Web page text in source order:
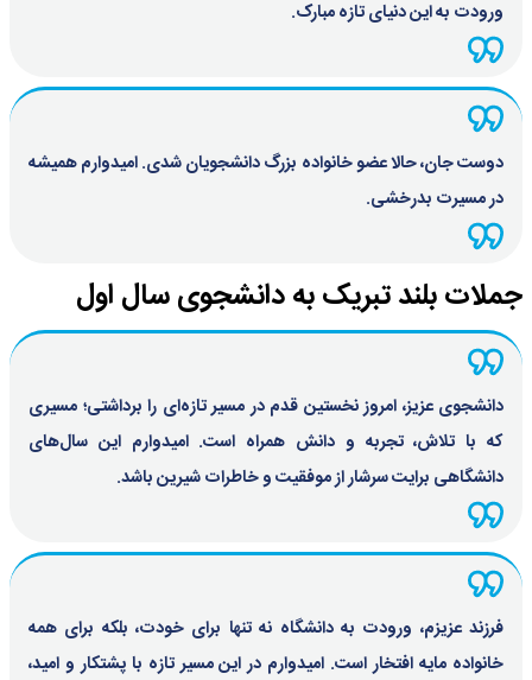
ورودت به این دنیای تازه مبارک.
دوست جان، حالا عضو خانواده بزرگ دانشجویان شدی. امیدوارم همیشه
در مسیرت بدرخشی.
جملات بلند تبریک به دانشجوی سال اول
دانشجوی عزیز، امروز نخستین قدم در مسیر تازه‌ای را برداشتی؛ مسیری
که با تلاش، تجربه و دانش همراه است. امیدوارم این سال‌های
دانشگاهی برایت سرشار از موفقیت و خاطرات شیرین باشد.
فرزند عزیزم، ورودت به دانشگاه نه تنها برای خودت، بلکه برای همه
خانواده مایه افتخار است. امیدوارم در این مسیر تازه با پشتکار و امید،